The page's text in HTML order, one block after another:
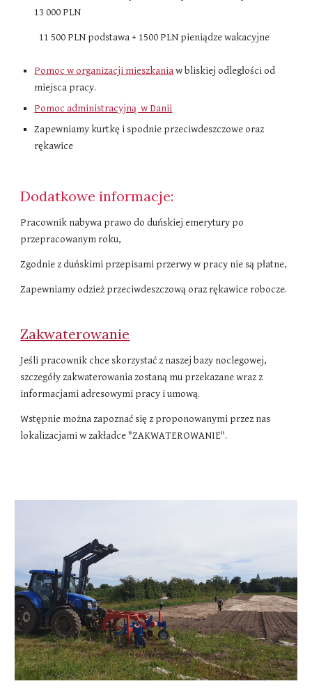
13 000 PLN
11 500 PLN podstawa + 1500 PLN pieniądze wakacyjne
Pomoc w organizacji mieszkaniaw bliskiej odległości od
miejsca pracy.
Pomoc administracyjną w Danii
Zapewniamy kurtkę i spodnie przeciwdeszczowe oraz
rękawice
Dodatkowe informacje:
Pracownik nabywa prawo do duńskiej emerytury po
przepracowanym roku,
Zgodnie z duńskimi przepisami przerwy w pracy nie są płatne,
Zapewniamy odzież przeciwdeszczową oraz rękawice robocze.
Zakwaterowanie
Jeśli pracownik chce skorzystać z naszej bazy noclegowej,
szczegóły zakwaterowania zostaną mu przekazane wraz z
informacjami adresowymi pracy i umową.
Wstępnie można zapoznać się z proponowanymi przez nas
lokalizacjami w zakładce "ZAKWATEROWANIE".